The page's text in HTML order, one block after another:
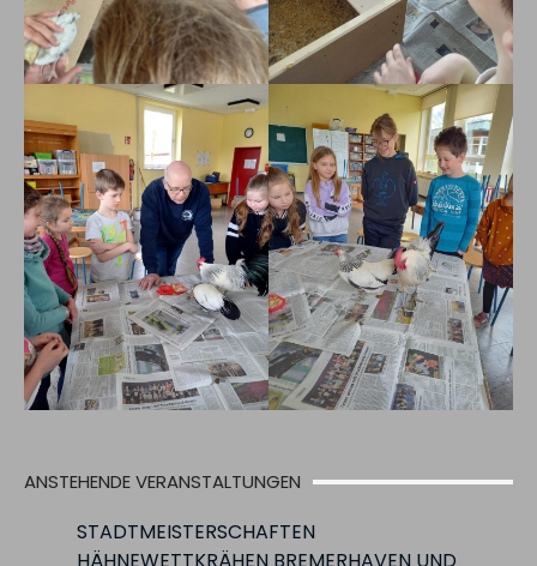
ANSTEHENDE VERANSTALTUNGEN
STADTMEISTERSCHAFTEN